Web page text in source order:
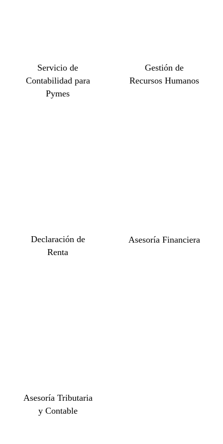
Servicio de
Contabilidad para
Pymes
Gestión de
Recursos Humanos
Declaración de
Renta
Asesoría Financiera
Asesoría Tributaria
y Contable